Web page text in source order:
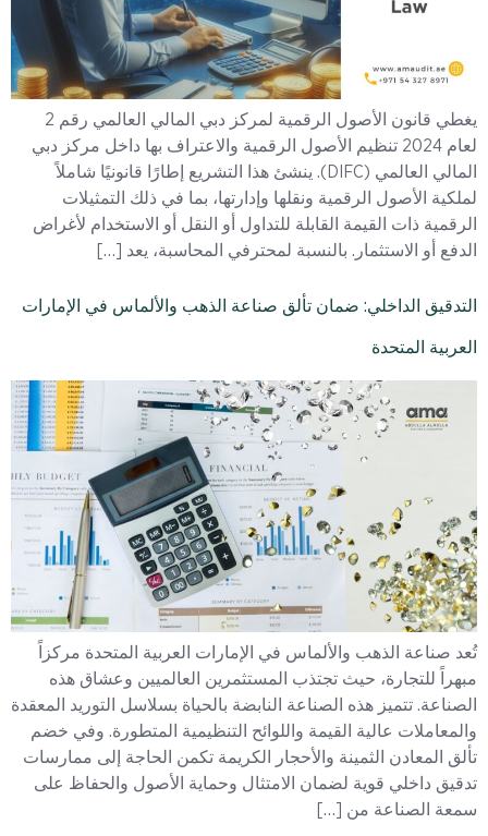
يغطي قانون الأصول الرقمية لمركز دبي المالي العالمي رقم 2
لعام 2024 تنظيم الأصول الرقمية والاعتراف بها داخل مركز دبي
المالي العالمي (DIFC). ينشئ هذا التشريع إطارًا قانونيًا شاملاً
لملكية الأصول الرقمية ونقلها وإدارتها، بما في ذلك التمثيلات
الرقمية ذات القيمة القابلة للتداول أو النقل أو الاستخدام لأغراض
الدفع أو الاستثمار. بالنسبة لمحترفي المحاسبة، يعد […]
التدقيق الداخلي: ضمان تألق صناعة الذهب والألماس في الإمارات
العربية المتحدة
تُعد صناعة الذهب والألماس في الإمارات العربية المتحدة مركزاً
مبهراً للتجارة، حيث تجتذب المستثمرين العالميين وعشاق هذه
الصناعة. تتميز هذه الصناعة النابضة بالحياة بسلاسل التوريد المعقدة
والمعاملات عالية القيمة واللوائح التنظيمية المتطورة. وفي خضم
تألق المعادن الثمينة والأحجار الكريمة تكمن الحاجة إلى ممارسات
تدقيق داخلي قوية لضمان الامتثال وحماية الأصول والحفاظ على
سمعة الصناعة من […]